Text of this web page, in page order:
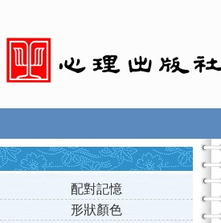
配對記憶
形狀顏色